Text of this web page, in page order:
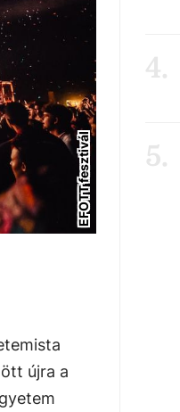
EFOTT fesztivál
újra a
4.
5.